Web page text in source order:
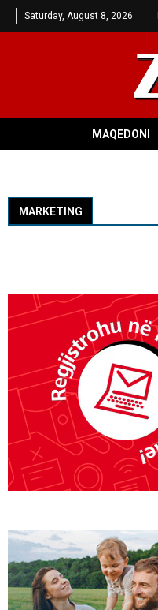
Saturday, August 8, 2026
MAQEDONI
MARKETING